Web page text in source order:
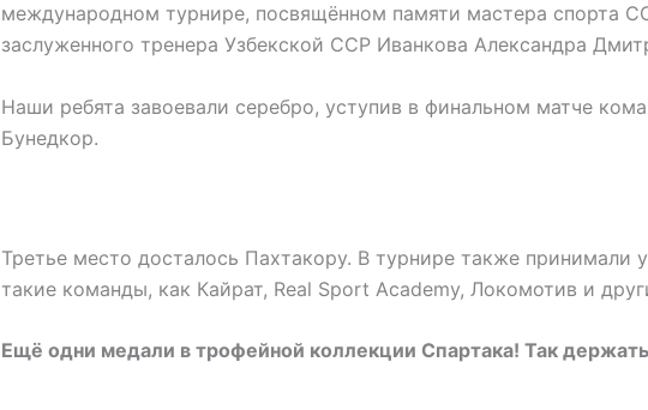
международном турнире, посвящённом памяти мастера спорта
заслуженного тренера Узбекской ССР Иванкова Александра
Наши ребята завоевали серебро, уступив в финальном матче
Бунедкор.
Третье место досталось Пахтакору. В турнире также принимали
такие команды, как Кайрат, Real Sport Academy, Локомотив и
Ещё одни медали в трофейной коллекции Спартака! Так